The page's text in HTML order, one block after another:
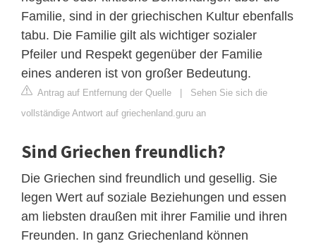
Familie, sind in der griechischen Kultur ebenfalls
tabu. Die Familie gilt als wichtiger sozialer
Pfeiler und Respekt gegenüber der Familie
eines anderen ist von großer Bedeutung.
Antrag auf Entfernung der Quelle | Sehen Sie sich die
vollständige Antwort auf griechenland.guru an
Sind Griechen freundlich?
Die Griechen sind freundlich und gesellig. Sie
legen Wert auf soziale Beziehungen und essen
am liebsten draußen mit ihrer Familie und ihren
Freunden. In ganz Griechenland können